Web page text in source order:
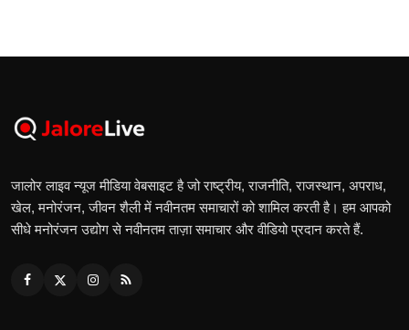
जालोर लाइव न्यूज मीडिया वेबसाइट है जो राष्ट्रीय, राजनीति, राजस्थान, अपराध,
खेल, मनोरंजन, जीवन शैली में नवीनतम समाचारों को शामिल करती है। हम आपको
सीधे मनोरंजन उद्योग से नवीनतम ताज़ा समाचार और वीडियो प्रदान करते हैं.